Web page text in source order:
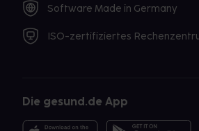
Software Made in Germany
ISO-zertifiziertes
Die gesund.de App